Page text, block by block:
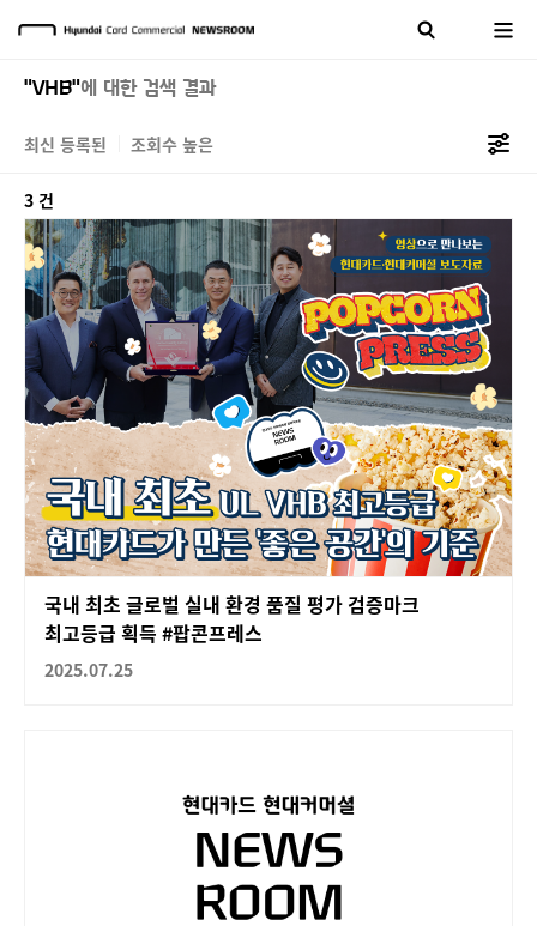
"VHB"에 대한 검색 결과
최신 등록된 조회수 높은
3 건
국내 최초 글로벌 실내 환경 품질 평가 검증마크
최고등급 획득 #팝콘프레스
2025.07.25